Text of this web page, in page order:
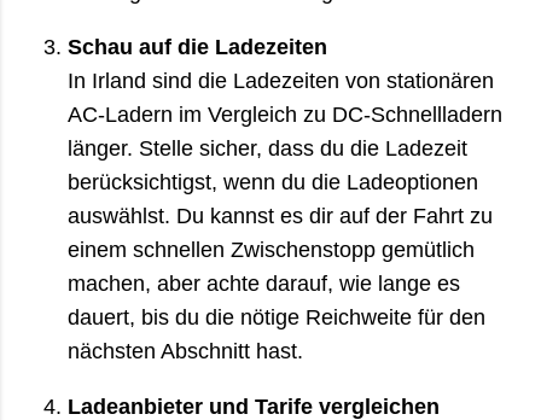
Schau auf die Ladezeiten
In Irland sind die Ladezeiten von stationären
AC-Ladern im Vergleich zu DC-Schnellladern
länger. Stelle sicher, dass du die Ladezeit
berücksichtigst, wenn du die Ladeoptionen
auswählst. Du kannst es dir auf der Fahrt zu
einem schnellen Zwischenstopp gemütlich
machen, aber achte darauf, wie lange es
dauert, bis du die nötige Reichweite für den
nächsten Abschnitt hast.
Ladeanbieter und Tarife vergleichen